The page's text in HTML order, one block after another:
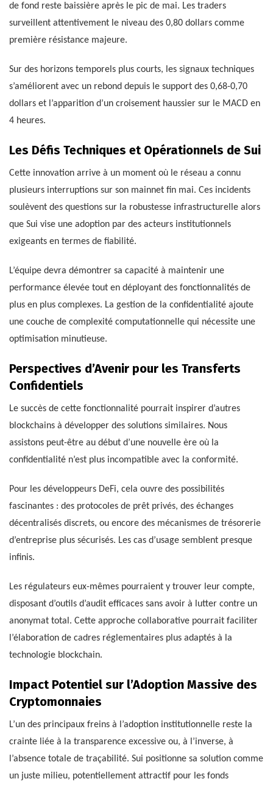
de fond reste baissière après le pic de mai. Les traders
surveillent attentivement le niveau des 0,80 dollars comme
première résistance majeure.
Sur des horizons temporels plus courts, les signaux techniques
s’améliorent avec un rebond depuis le support des 0,68-0,70
dollars et l’apparition d’un croisement haussier sur le MACD en
4 heures.
Les Défis Techniques et Opérationnels de Sui
Cette innovation arrive à un moment où le réseau a connu
plusieurs interruptions sur son mainnet fin mai. Ces incidents
soulèvent des questions sur la robustesse infrastructurelle alors
que Sui vise une adoption par des acteurs institutionnels
exigeants en termes de fiabilité.
L’équipe devra démontrer sa capacité à maintenir une
performance élevée tout en déployant des fonctionnalités de
plus en plus complexes. La gestion de la confidentialité ajoute
une couche de complexité computationnelle qui nécessite une
optimisation minutieuse.
Perspectives d’Avenir pour les Transferts
Confidentiels
Le succès de cette fonctionnalité pourrait inspirer d’autres
blockchains à développer des solutions similaires. Nous
assistons peut-être au début d’une nouvelle ère où la
confidentialité n’est plus incompatible avec la conformité.
Pour les développeurs DeFi, cela ouvre des possibilités
fascinantes : des protocoles de prêt privés, des échanges
décentralisés discrets, ou encore des mécanismes de trésorerie
d’entreprise plus sécurisés. Les cas d’usage semblent presque
infinis.
Les régulateurs eux-mêmes pourraient y trouver leur compte,
disposant d’outils d’audit efficaces sans avoir à lutter contre un
anonymat total. Cette approche collaborative pourrait faciliter
l’élaboration de cadres réglementaires plus adaptés à la
technologie blockchain.
Impact Potentiel sur l’Adoption Massive des
Cryptomonnaies
L’un des principaux freins à l’adoption institutionnelle reste la
crainte liée à la transparence excessive ou, à l’inverse, à
l’absence totale de traçabilité. Sui positionne sa solution comme
un juste milieu, potentiellement attractif pour les fonds